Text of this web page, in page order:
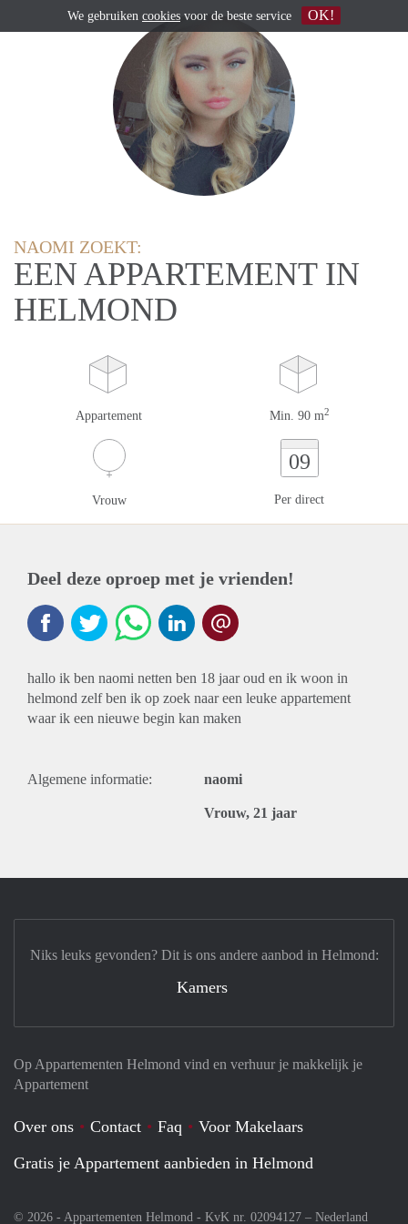
NAOMI ZOEKT:
EEN APPARTEMENT IN
HELMOND
Appartement Min. 90 m2
Vrouw
09
Per direct
Deel deze oproep met je vrienden!
hallo ik ben naomi netten ben 18 jaar oud en ik woon in
helmond zelf ben ik op zoek naar een leuke appartement
waar ik een nieuwe begin kan maken
Algemene informatie: naomi
Vrouw, 21 jaar
Op Appartementen Helmond vind en verhuur je makkelijk je
Appartement
Over ons Contact Faq
Voor Makelaars
Gratis je Appartement aanbieden in Helmond
© 2026 - Appartementen Helmond - KvK nr. 02094127 – Nederland
Niks leuks gevonden? Dit is ons andere aanbod in Helmond:
Kamers
We gebruiken cookies voor de beste service OK!